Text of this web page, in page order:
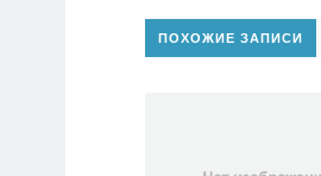
ПОХОЖИЕ ЗАПИСИ